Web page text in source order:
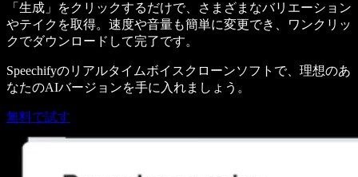
「生成」をクリックするだけで、さまざまなバリエーション
やテイクを取得。速度や音量も簡単に変更でき、ワンクリッ
クでダウンロードして完了です。
Speechifyのリアルタイムボイスクローンソフトで、理想のあ
なたのAIバージョンを手に入れましょう。
無料で試す